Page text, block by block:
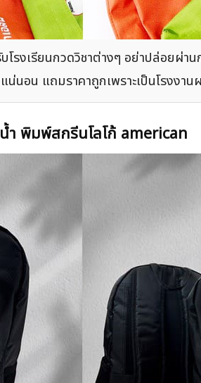
โรงเรียนกวดวิชาต่างๆ อย่าปล่อยผ่
น่นอน แถมราคาถูกเพราะเป็นโรงงาน
ำ พิมพ์สกรีนโลโก้ american